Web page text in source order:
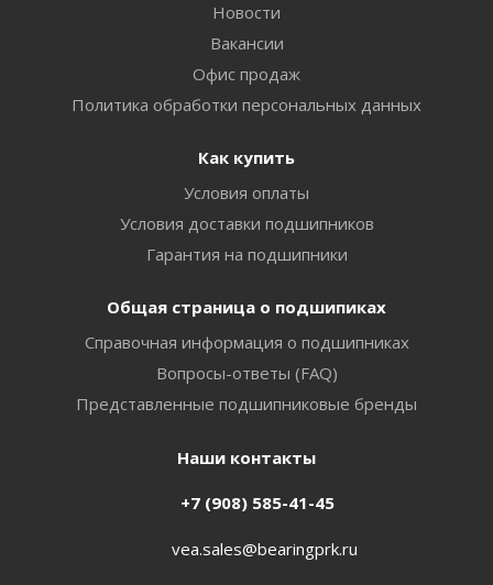
Новости
Вакансии
Офис продаж
Политика обработки персональных данных
Как купить
Условия оплаты
Условия доставки подшипников
Гарантия на подшипники
Общая страница о подшипиках
Справочная информация о подшипниках
Вопросы-ответы (FAQ)
Представленные подшипниковые бренды
Наши контакты
+7 (908) 585-41-45
vea.sales@bearingprk.ru